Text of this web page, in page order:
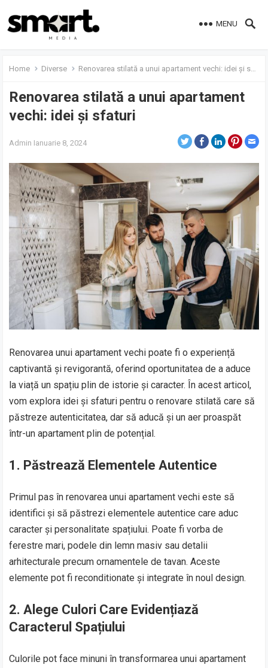
MENU
Home Diverse Renovarea stilată a unui apartament vechi: idei și sfaturi
Renovarea stilată a unui apartament
vechi: idei și sfaturi
Admin Ianuarie 8, 2024
Renovarea unui apartament vechi poate fi o experiență
captivantă și revigorantă, oferind oportunitatea de a aduce
la viață un spațiu plin de istorie și caracter. În acest articol,
vom explora idei și sfaturi pentru o renovare stilată care să
păstreze autenticitatea, dar să aducă și un aer proaspăt
într-un apartament plin de potențial.
1. Păstrează Elementele Autentice
Primul pas în renovarea unui apartament vechi este să
identifici și să păstrezi elementele autentice care aduc
caracter și personalitate spațiului. Poate fi vorba de
ferestre mari, podele din lemn masiv sau detalii
arhitecturale precum ornamentele de tavan. Aceste
elemente pot fi reconditionate și integrate în noul design.
2.Alege Culori Care Evidențiază
Caracterul Spațiului
Culorile pot face minuni în transformarea unui apartament